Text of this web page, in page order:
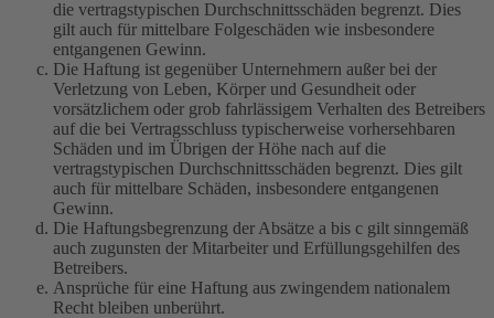
die vertragstypischen Durchschnittsschäden begrenzt. Dies
gilt auch für mittelbare Folgeschäden wie insbesondere
entgangenen Gewinn.
Die Haftung ist gegenüber Unternehmern außer bei der
Verletzung von Leben, Körper und Gesundheit oder
vorsätzlichem oder grob fahrlässigem Verhalten des Betreibers
auf die bei Vertragsschluss typischerweise vorhersehbaren
Schäden und im Übrigen der Höhe nach auf die
vertragstypischen Durchschnittsschäden begrenzt. Dies gilt
auch für mittelbare Schäden, insbesondere entgangenen
Gewinn.
Die Haftungsbegrenzung der Absätze a bis c gilt sinngemäß
auch zugunsten der Mitarbeiter und Erfüllungsgehilfen des
Betreibers.
Ansprüche für eine Haftung aus zwingendem nationalem
Recht bleiben unberührt.